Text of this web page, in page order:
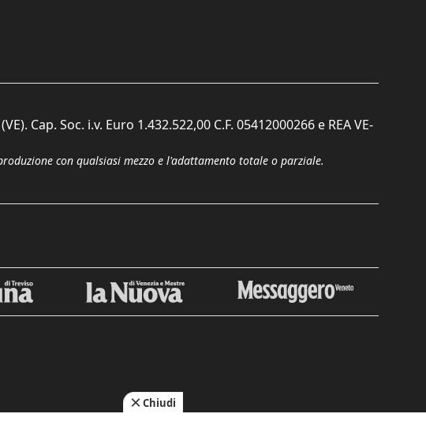
Cap. Soc. i.v. Euro 1.432.522,00 C.F. 05412000266 e REA VE-
con qualsiasi mezzo e l'adattamento totale o parziale.
Chiudi